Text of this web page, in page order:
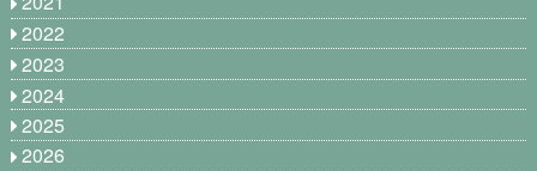
2022
2023
2024
2025
2026